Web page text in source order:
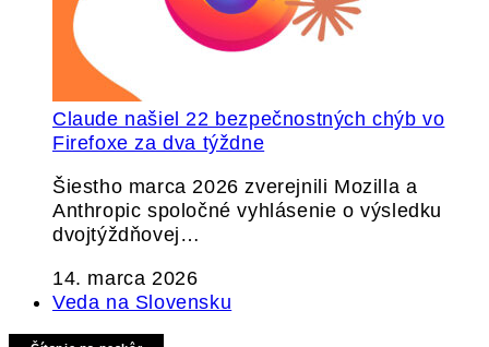
Claude našiel 22 bezpečnostných chýb vo
Firefoxe za dva týždne
Šiestho marca 2026 zverejnili Mozilla a
Anthropic spoločné vyhlásenie o výsledku
dvojtýždňovej…
14. marca 2026
Veda na Slovensku